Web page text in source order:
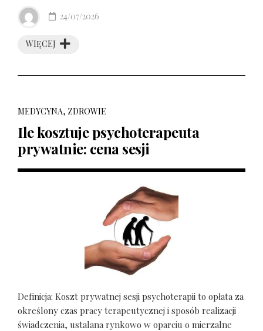
WIĘCEJ
24/07/2026
MEDYCYNA, ZDROWIE
Ile kosztuje psychoterapeuta
prywatnie: cena sesji
Definicja: Koszt prywatnej sesji psychoterapii to opłata za
określony czas pracy terapeutycznej i sposób realizacji
świadczenia, ustalana rynkowo w oparciu o mierzalne